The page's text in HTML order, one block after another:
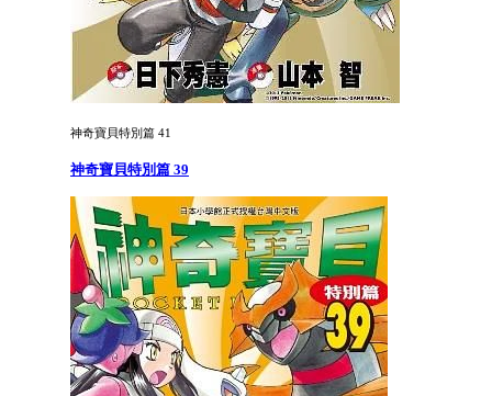
神奇寶貝特別篇 41
神奇寶貝特別篇 39